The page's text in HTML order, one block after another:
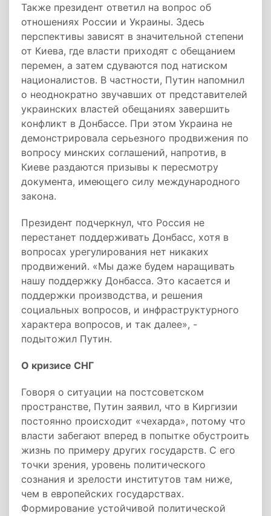
Также президент ответил на вопрос об
отношениях России и Украины. Здесь
перспективы зависят в значительной степени
от Киева, где власти приходят с обещанием
перемен, а затем сдуваются под натиском
националистов. В частности, Путин напомнил
о неоднократно звучавших от представителей
украинских властей обещаниях завершить
конфликт в Донбассе. При этом Украина не
демонстрировала серьезного продвижения по
вопросу минских соглашений, напротив, в
Киеве раздаются призывы к пересмотру
документа, имеющего силу международного
закона.
Президент подчеркнул, что Россия не
перестанет поддерживать Донбасс, хотя в
вопросах урегулирования нет никаких
продвижений. «Мы даже будем наращивать
нашу поддержку Донбасса. Это касается и
поддержки производства, и решения
социальных вопросов, и инфраструктурного
характера вопросов, и так далее», -
подытожил Путин.
О кризисе СНГ
Говоря о ситуации на постсоветском
пространстве, Путин заявил, что в Киргизии
постоянно происходит «чехарда», потому что
власти забегают вперед в попытке обустроить
жизнь по примеру других государств. С его
точки зрения, уровень политического
сознания и зрелости институтов там ниже,
чем в европейских государствах.
Формирование устойчивой политической